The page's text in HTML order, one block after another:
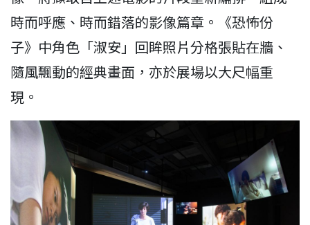
時而呼應、時而錯落的影像篇章。《恐怖份
子》中角色「淑安」回眸照片分格張貼在牆、
隨風飄動的經典畫面，亦於展場以大尺幅重
現。